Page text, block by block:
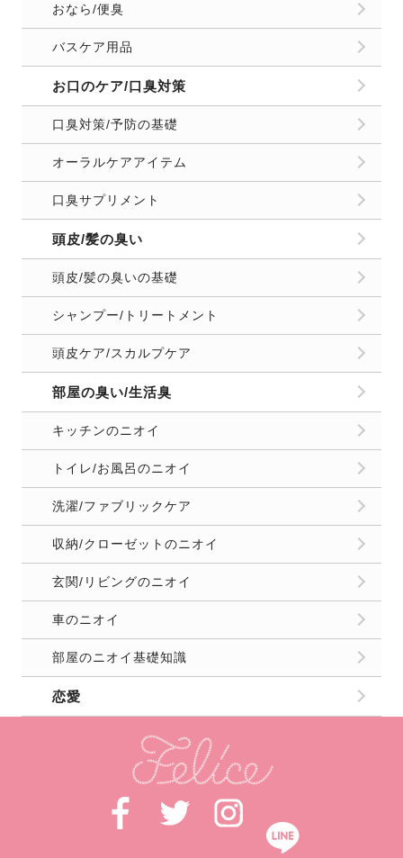
おなら/便臭
バスケア用品
お口のケア/口臭対策
口臭対策/予防の基礎
オーラルケアアイテム
口臭サプリメント
頭皮/髪の臭い
頭皮/髪の臭いの基礎
シャンプー/トリートメント
頭皮ケア/スカルプケア
部屋の臭い/生活臭
キッチンのニオイ
トイレ/お風呂のニオイ
洗濯/ファブリックケア
収納/クローゼットのニオイ
玄関/リビングのニオイ
車のニオイ
部屋のニオイ基礎知識
恋愛